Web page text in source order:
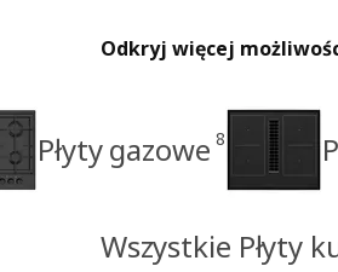
Odkryj więcej
Płyty gazowe 8
Wszystkie Płyty